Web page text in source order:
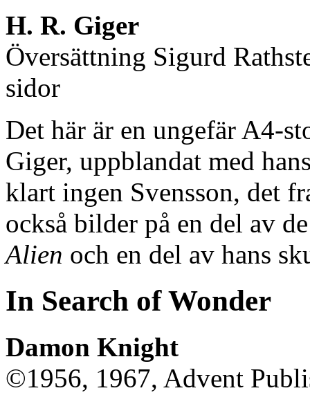
H. R. Giger
Översättning Sigurd
sidor
Det här är en ungefär A4-
Giger, uppblandat med
klart ingen Svensson, det
också bilder på en del av
Alien och en del av hans
In Search of Wonder
Damon Knight
©1956, 1967, Advent